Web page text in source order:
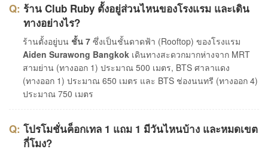
ร้าน Club Ruby ตั้งอยู่ส่วนไหนของโรงแรม และเดิน
ทางอย่างไร?
ร้านตั้งอยู่บน ชั้น 7 ซึ่งเป็นชั้นดาดฟ้า (Rooftop) ของโรงแรม
Aiden Surawong Bangkok เดินทางสะดวกมากห่างจาก MRT
สามย่าน (ทางออก 1) ประมาณ 500 เมตร, BTS ศาลาแดง
(ทางออก 1) ประมาณ 650 เมตร และ BTS ช่องนนทรี (ทางออก 4)
ประมาณ 750 เมตร
โปรโมชั่นค็อกเทล 1 แถม 1 มีวันไหนบ้าง และหมดเขต
กี่โมง?